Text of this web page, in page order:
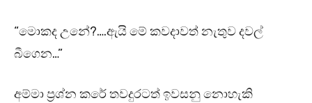
“මොකද උනේ?….ඇයි මේ කවදාවත් නැතුව දවල්
බීගෙන…”
අම්මා ප්‍රශ්න කරේ තවදුරටත් ඉවසනු නොහැකි